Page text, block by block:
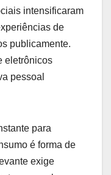
intensificaram
de
publicamente.
eletrônicos
pessoal
para
é forma de
exige